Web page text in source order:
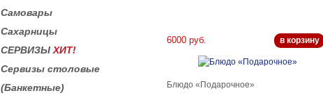
Самовары
Сахарницы
СЕРВИЗЫ ХИТ!
Сервизы столовые
(Банкетные)
6000 руб. в корзину
Блюдо «Подарочное»